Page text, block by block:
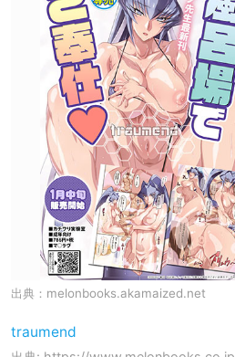
出典： melonbooks.akamaized.net
traumend